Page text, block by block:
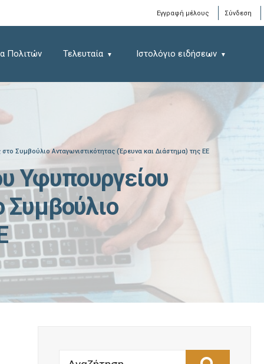
Εγγραφή μέλους Σύνδεση
Πολιτών Τελευταία Ιστολόγιο ειδήσεων
Συμβούλιο Aνταγωνιστικότητας (Έρευνα και Διάστημα) της ΕΕ
Υφυπουργείου
Συμβούλιο
Αναζήτηση